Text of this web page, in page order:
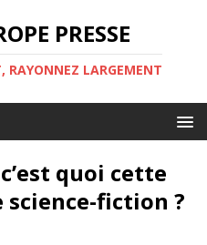
PRESSE
RAYONNEZ LARGEMENT
quoi cette
science-fiction ?